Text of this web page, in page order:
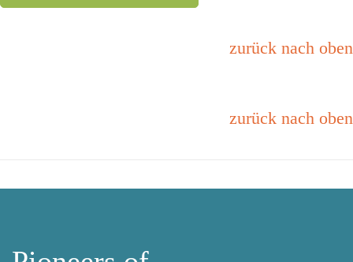
zurück nach oben
zurück nach oben